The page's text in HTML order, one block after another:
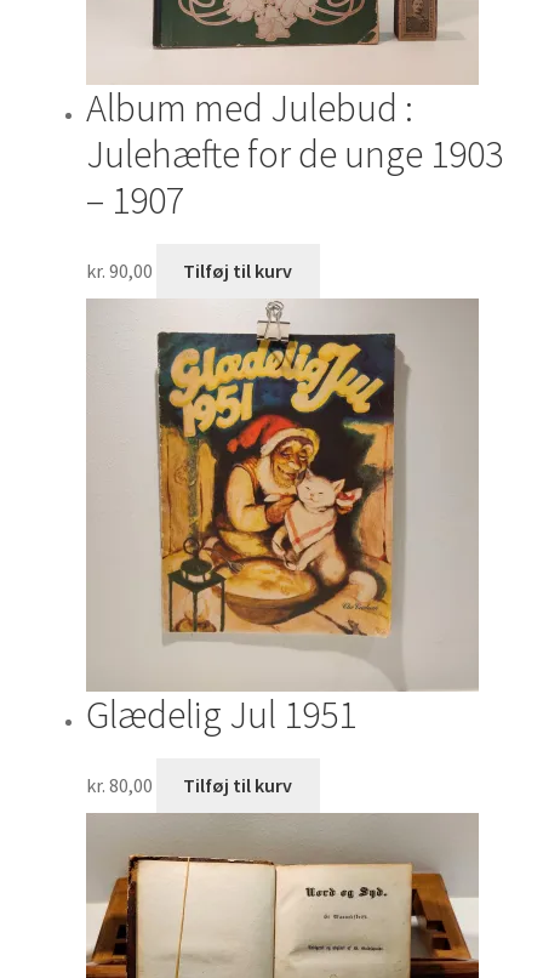
Album med Julebud :
Julehæfte for de unge 1903
– 1907
kr. 90,00 Tilføj til kurv
Glædelig Jul 1951
kr. 80,00 Tilføj til kurv